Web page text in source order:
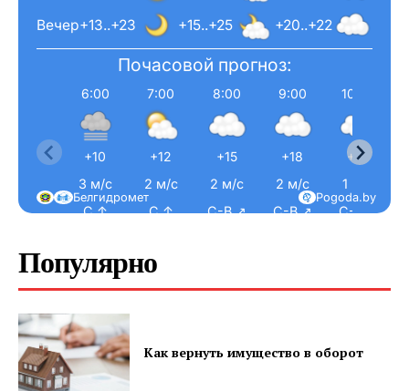
+13..+23 +15..+25 +20..+22
Вечер
Почасовой прогноз:
6:00
+10
3 м/с
С ↑
7:00
+12
2 м/с
С ↑
8:00
+15
2 м/с
С-В ↗
9:00
+18
2 м/с
С-В ↗
10:00
+19
1 м/с
С-В ↗
Pogoda.by
Белгидромет
Популярно
Как вернуть имущество в оборот